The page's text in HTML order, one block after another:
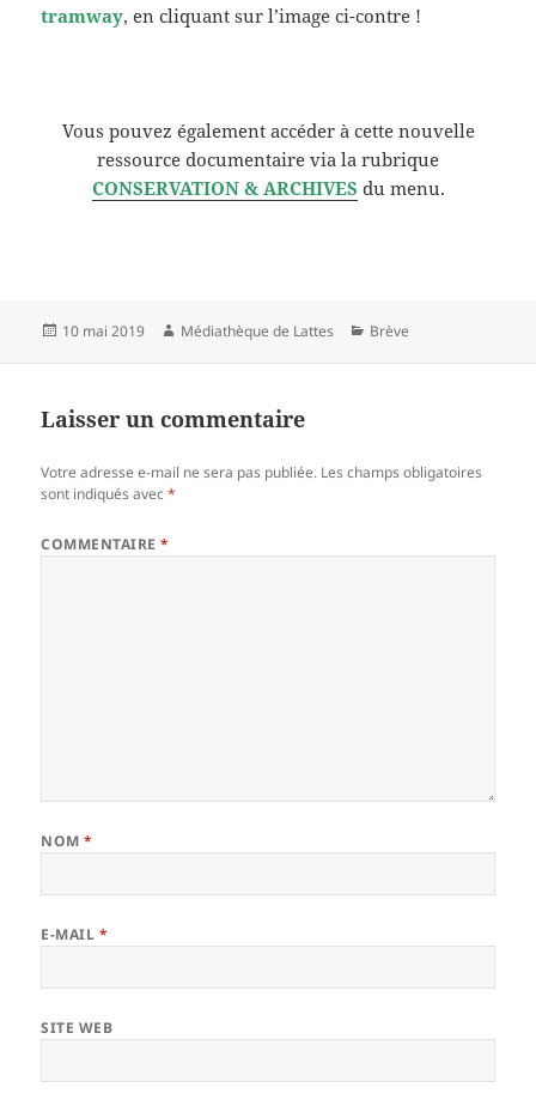
tramway, en cliquant sur l’image ci-contre !
Vous pouvez également accéder à cette nouvelle
ressource documentaire via la rubrique
CONSERVATION & ARCHIVES du menu.
Publié
10 mai 2019 Auteur
Médiathèque de Lattes Catégories
Brève
Laisser un commentaire
Votre adresse e-mail ne sera pas publiée. Les champs obligatoires
sont indiqués avec*
COMMENTAIRE*
NOM*
E-MAIL *
SITE WEB